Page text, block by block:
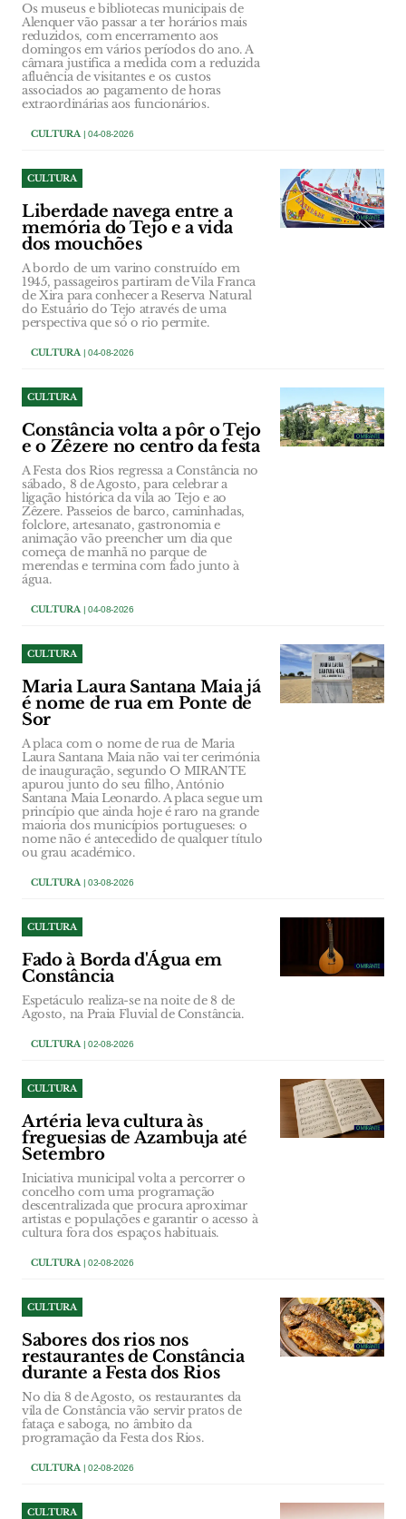
Os museus e bibliotecas municipais de
Alenquer vão passar a ter horários mais
reduzidos, com encerramento aos
domingos em vários períodos do ano. A
câmara justifica a medida com a reduzida
afluência de visitantes e os custos
associados ao pagamento de horas
extraordinárias aos funcionários.
CULTURA| 04-08-2026
CULTURA
Liberdade navega entre a
memória do Tejo e a vida
dos mouchões
A bordo de um varino construído em
1945, passageiros partiram de Vila Franca
de Xira para conhecer a Reserva Natural
do Estuário do Tejo através de uma
perspectiva que só o rio permite.
CULTURA| 04-08-2026
CULTURA
Constância volta a pôr o Tejo
e o Zêzere no centro da festa
A Festa dos Rios regressa a Constância no
sábado, 8 de Agosto, para celebrar a
ligação histórica da vila ao Tejo e ao
Zêzere. Passeios de barco, caminhadas,
folclore, artesanato, gastronomia e
animação vão preencher um dia que
começa de manhã no parque de
merendas e termina com fado junto à
água.
CULTURA| 04-08-2026
CULTURA
Maria Laura Santana Maia já
é nome de rua em Ponte de
Sor
A placa com o nome de rua de Maria
Laura Santana Maia não vai ter cerimónia
de inauguração, segundo O MIRANTE
apurou junto do seu filho, António
Santana Maia Leonardo. A placa segue um
princípio que ainda hoje é raro na grande
maioria dos municípios portugueses: o
nome não é antecedido de qualquer título
ou grau académico.
CULTURA| 03-08-2026
CULTURA
Fado à Borda d'Água em
Constância
Espetáculo realiza-se na noite de 8 de
Agosto, na Praia Fluvial de Constância.
CULTURA| 02-08-2026
CULTURA
Artéria leva cultura às
freguesias de Azambuja até
Setembro
Iniciativa municipal volta a percorrer o
concelho com uma programação
descentralizada que procura aproximar
artistas e populações e garantir o acesso à
cultura fora dos espaços habituais.
CULTURA| 02-08-2026
CULTURA
Sabores dos rios nos
restaurantes de Constância
durante a Festa dos Rios
No dia 8 de Agosto, os restaurantes da
vila de Constância vão servir pratos de
fataça e saboga, no âmbito da
programação da Festa dos Rios.
CULTURA| 02-08-2026
CULTURA